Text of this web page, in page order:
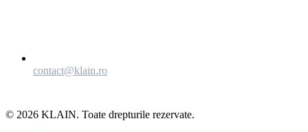
contact@klain.ro
© 2026 KLAIN. Toate drepturile rezervate.